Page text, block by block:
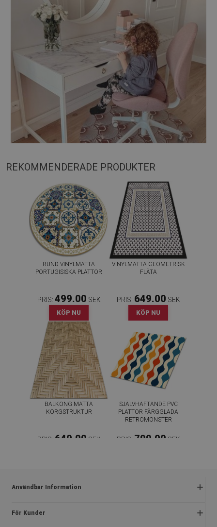
REKOMMENDERADE PRODUKTER
RUND VINYLMATTA
PORTUGISISKA PLATTOR
PRIS: 499.00 SEK
KÖP NU
VINYLMATTA GEOMETRISK
FLÄTA
PRIS: 649.00 SEK
KÖP NU
BALKONG MATTA
KORGSTRUKTUR
PRIS: 649.00 SEK
SJÄLVHÄFTANDE PVC
PLATTOR FÄRGGLADA
RETROMÖNSTER
PRIS: 799.00 SEK
Användbar Information
Reklamationer
För Kunder